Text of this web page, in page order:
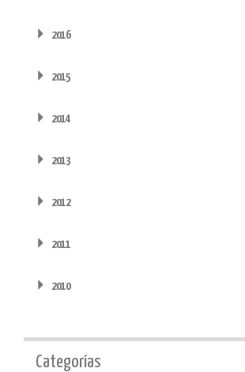
2016
2015
2014
2013
2012
2011
2010
Categorías